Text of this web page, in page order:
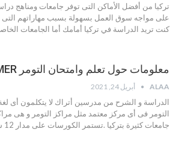
تركيا من أفضل الأماكن التى توفر جامعات ومناهج
على مواجه سوق العمل بسهولة بسبب مهاراتهم التى
كنت تريد الدراسة في تركيا أمامك أما الجامعات
معلومات حول تعلم وامتحان التومر TOMER ونموذج لامتحان التومر
ALAA أبريل 24, 2021
الدراسة و الشرح من مدرسين أتراك لا يتكلمون أى لغة
التومر فى أى مركز معتمد مثل مراكز التومر و هى
جامعات كثيرة بتركيا .تستمر الكورسات على مدار 12 شهر